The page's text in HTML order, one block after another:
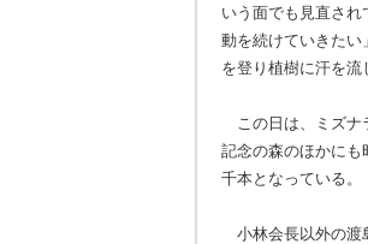
いう面でも見直さ
動を続けていきたい
を登り植樹に汗を流
この日は、ミズナ
記念の森のほかにも
千本となっている。
小林会長以外の渡